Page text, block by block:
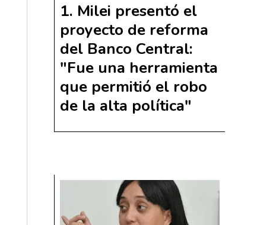
Milei presentó el
proyecto de reforma
del Banco Central:
"Fue una herramienta
que permitió el robo
de la alta política"